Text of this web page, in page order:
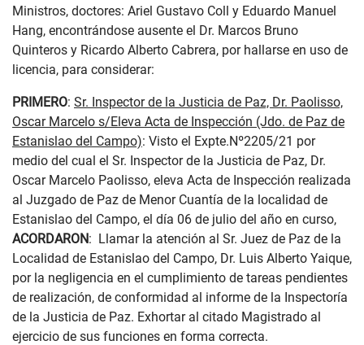
Ministros, doctores: Ariel Gustavo Coll y Eduardo Manuel
Hang, encontrándose ausente el Dr. Marcos Bruno
Quinteros y Ricardo Alberto Cabrera, por hallarse en uso de
licencia, para considerar:
PRIMERO: Sr. Inspector de la Justicia de Paz, Dr. Paolisso,
Oscar Marcelo s/Eleva Acta de Inspección (Jdo. de Paz de
Estanislao del Campo): Visto el Expte.Nº2205/21 por
medio del cual el Sr. Inspector de la Justicia de Paz, Dr.
Oscar Marcelo Paolisso, eleva Acta de Inspección realizada
al Juzgado de Paz de Menor Cuantía de la localidad de
Estanislao del Campo, el día 06 de julio del año en curso,
ACORDARON: Llamar la atención al Sr. Juez de Paz de la
Localidad de Estanislao del Campo, Dr. Luis Alberto Yaique,
por la negligencia en el cumplimiento de tareas pendientes
de realización, de conformidad al informe de la Inspectoría
de la Justicia de Paz. Exhortar al citado Magistrado al
ejercicio de sus funciones en forma correcta.